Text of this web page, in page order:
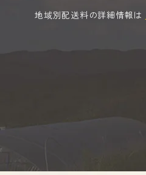
地域別配送料の詳細情報は